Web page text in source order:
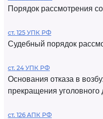
Порядок рассмотрения
ст. 125 УПК РФ
Судебный порядок
ст. 24 УПК РФ
Основания отказа в
прекращения уголовного
ст. 126 АПК РФ